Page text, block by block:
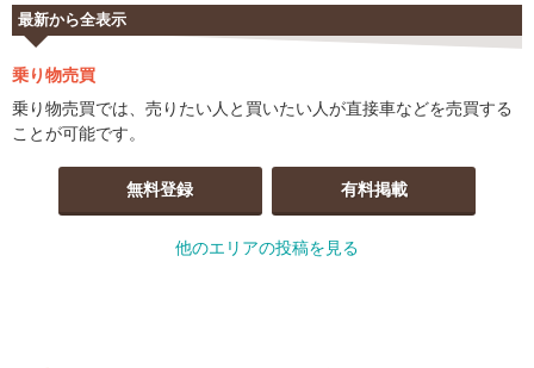
最新から全表示
乗り物売買
乗り物売買では、売りたい人と買いたい人が直接車などを売買する
ことが可能です。
無料登録 有料掲載
他のエリアの投稿を見る